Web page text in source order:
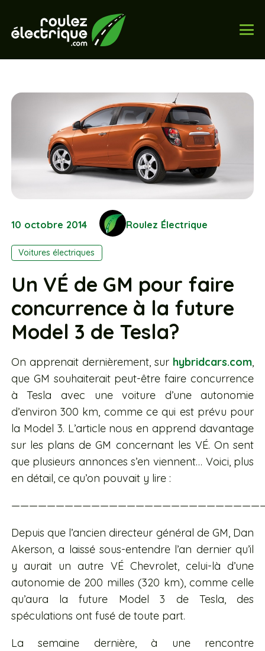
10 octobre 2014 Roulez Électrique
Voitures électriques
Un VÉ de GM pour faire
concurrence à la future
Model 3 de Tesla?
On apprenait dernièrement, sur hybridcars.com,
que GM souhaiterait peut-être faire concurrence
à Tesla avec une voiture d’une autonomie
d’environ 300 km, comme ce qui est prévu pour
la Model 3. L’article nous en apprend davantage
sur les plans de GM concernant les VÉ. On sent
que plusieurs annonces s’en viennent… Voici, plus
en détail, ce qu’on pouvait y lire :
Depuis que l’ancien directeur général de GM, Dan
Akerson, a laissé sous-entendre l’an dernier qu’il
y aurait un autre VÉ Chevrolet, celui-là d’une
autonomie de 200 milles (320 km), comme celle
qu’aura la future Model 3 de Tesla, des
spéculations ont fusé de toute part.
La semaine dernière, à une rencontre